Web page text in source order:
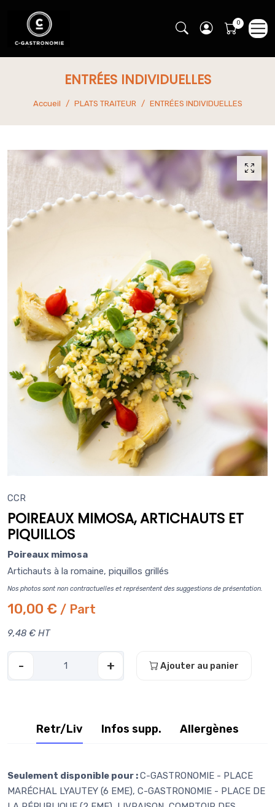
ENTRÉES INDIVIDUELLES
Accueil PLATS TRAITEUR ENTRÉES INDIVIDUELLES
CCR
POIREAUX MIMOSA, ARTICHAUTS ET
PIQUILLOS
Poireaux mimosa
Artichauts à la romaine, piquillos grillés
Nos photos sont non contractuelles et représentent des suggestions de présentation.
10,00 € / Part
9,48 € HT
- + Ajouter au panier
Retr/Liv Infos supp. Allergènes
Seulement disponible pour :C-GASTRONOMIE - PLACE
MARÉCHAL LYAUTEY (6 EME), C-GASTRONOMIE - PLACE DE